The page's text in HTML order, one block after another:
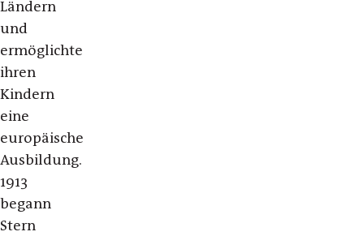
Ländern
und
ermöglichte
ihren
Kindern
eine
europäische
Ausbildung.
1913
begann
Stern